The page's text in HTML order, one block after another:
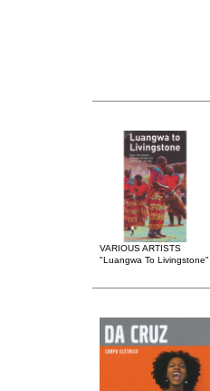
VARIOUS ARTISTS
"Luangwa To Livingstone"